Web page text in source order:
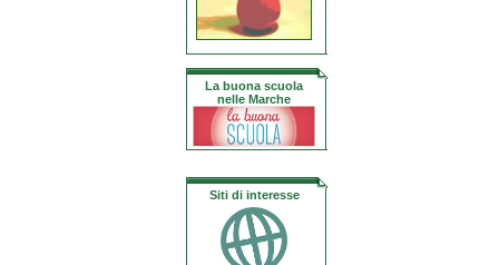
La buona scuola
nelle Marche
Siti di interesse